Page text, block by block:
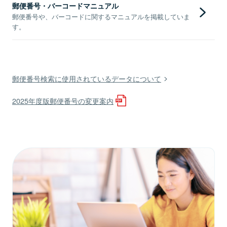
郵便番号・バーコードマニュアル
郵便番号や、バーコードに関するマニュアルを掲載していま
す。
郵便番号検索に使用されているデータについて
2025年度版郵便番号の変更案内